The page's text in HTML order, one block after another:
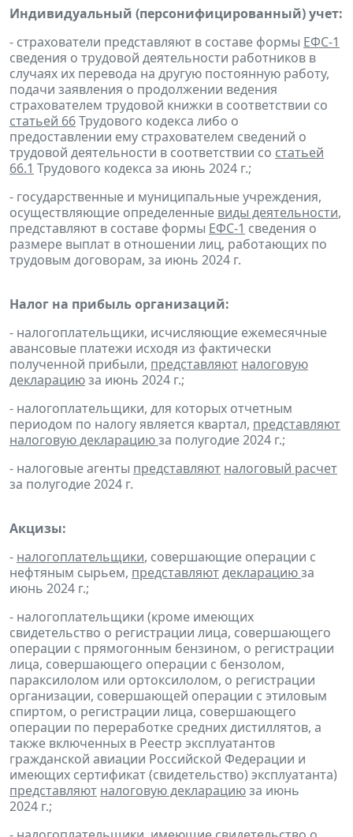
Индивидуальный (персонифицированный) учет:
- страхователи представляют в составе формы ЕФС-1
сведения о трудовой деятельности работников в
случаях их перевода на другую постоянную работу,
подачи заявления о продолжении ведения
страхователем трудовой книжки в соответствии со
статьей 66Трудового кодекса либо о
предоставлении ему страхователем сведений о
трудовой деятельности в соответствии со статьей
66.1 Трудового кодекса за июнь 2024 г.;
- государственные и муниципальные учреждения,
осуществляющие определенные виды деятельности,
представляют в составе формы ЕФС-1 сведения о
размере выплат в отношении лиц, работающих по
трудовым договорам, за июнь 2024 г.
Налог на прибыль организаций:
- налогоплательщики, исчисляющие ежемесячные
авансовые платежи исходя из фактически
полученной прибыли, представляют налоговую
декларациюза июнь 2024 г.;
- налогоплательщики, для которых отчетным
периодом по налогу является квартал, представляют
налоговую декларациюза полугодие 2024 г.;
- налоговые агенты представляют налоговый расчет
за полугодие 2024 г.
Акцизы:
- налогоплательщики, совершающие операции с
нефтяным сырьем, представляютдекларациюза
июнь 2024 г.;
- налогоплательщики (кроме имеющих
свидетельство о регистрации лица, совершающего
операции с прямогонным бензином, о регистрации
лица, совершающего операции с бензолом,
параксилолом или ортоксилолом, о регистрации
организации, совершающей операции с этиловым
спиртом, о регистрации лица, совершающего
операции по переработке средних дистиллятов, а
также включенных в Реестр эксплуатантов
гражданской авиации Российской Федерации и
имеющих сертификат (свидетельство) эксплуатанта)
представляют налоговую декларациюза июнь
2024 г.;